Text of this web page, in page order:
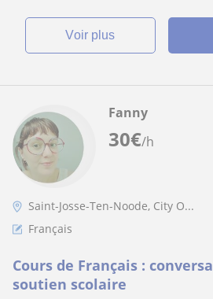
voir plus
30€/h
Fanny
Saint-Josse-Ten-Noode, City O...
Français
Cours de Français :
soutien scolaire